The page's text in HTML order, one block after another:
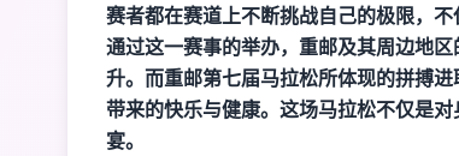
赛者都在赛道上不断挑战自己的极限，
通过这一赛事的举办，重邮及其周边地
升。而重邮第七届马拉松所体现的拼搏
带来的快乐与健康。这场马拉松不仅是
宴。